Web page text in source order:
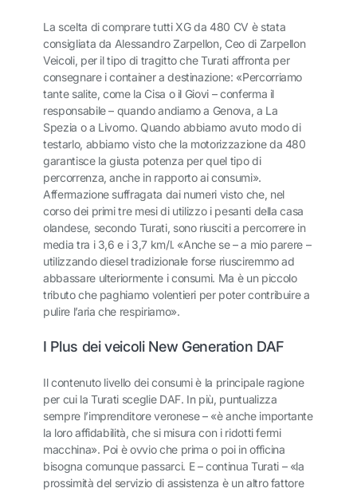
La scelta di comprare tutti XG da 480 CV è stata
consigliata da Alessandro Zarpellon, Ceo di Zarpellon
Veicoli, per il tipo di tragitto che Turati affronta per
consegnare i container a destinazione: «Percorriamo
tante salite, come la Cisa o il Giovi – conferma il
responsabile – quando andiamo a Genova, a La
Spezia o a Livorno. Quando abbiamo avuto modo di
testarlo, abbiamo visto che la motorizzazione da 480
garantisce la giusta potenza per quel tipo di
percorrenza, anche in rapporto ai consumi».
Affermazione suffragata dai numeri visto che, nel
corso dei primi tre mesi di utilizzo i pesanti della casa
olandese, secondo Turati, sono riusciti a percorrere in
media tra i 3,6 e i 3,7 km/l. «Anche se – a mio parere –
utilizzando diesel tradizionale forse riusciremmo ad
abbassare ulteriormente i consumi. Ma è un piccolo
tributo che paghiamo volentieri per poter contribuire a
pulire l’aria che respiriamo».
I Plus dei veicoli New Generation DAF
Il contenuto livello dei consumi è la principale ragione
per cui la Turati sceglie DAF. In più, puntualizza
sempre l’imprenditore veronese – «è anche importante
la loro affidabilità, che si misura con i ridotti fermi
macchina». Poi è ovvio che prima o poi in officina
bisogna comunque passarci. E – continua Turati – «la
prossimità del servizio di assistenza è un altro fattore